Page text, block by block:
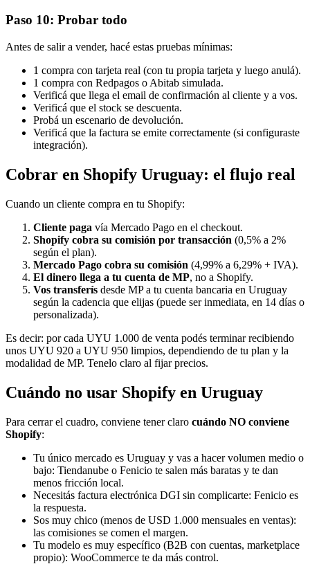
Paso 10: Probar todo
Antes de salir a vender, hacé estas pruebas mínimas:
1 compra con tarjeta real (con tu propia tarjeta y luego anulá).
1 compra con Redpagos o Abitab simulada.
Verificá que llega el email de confirmación al cliente y a vos.
Verificá que el stock se descuenta.
Probá un escenario de devolución.
Verificá que la factura se emite correctamente (si configuraste
integración).
Cobrar en Shopify Uruguay: el flujo real
Cuando un cliente compra en tu Shopify:
Cliente paga vía Mercado Pago en el checkout.
Shopify cobra su comisión por transacción (0,5% a 2%
según el plan).
Mercado Pago cobra su comisión (4,99% a 6,29% + IVA).
El dinero llega a tu cuenta de MP, no a Shopify.
Vos transferís desde MP a tu cuenta bancaria en Uruguay
según la cadencia que elijas (puede ser inmediata, en 14 días o
personalizada).
Es decir: por cada UYU 1.000 de venta podés terminar recibiendo
unos UYU 920 a UYU 950 limpios, dependiendo de tu plan y la
modalidad de MP. Tenelo claro al fijar precios.
Cuándo no usar Shopify en Uruguay
Para cerrar el cuadro, conviene tener claro cuándo NO conviene
Shopify:
Tu único mercado es Uruguay y vas a hacer volumen medio o
bajo: Tiendanube o Fenicio te salen más baratas y te dan
menos fricción local.
Necesitás factura electrónica DGI sin complicarte: Fenicio es
la respuesta.
Sos muy chico (menos de USD 1.000 mensuales en ventas):
las comisiones se comen el margen.
Tu modelo es muy específico (B2B con cuentas, marketplace
propio): WooCommerce te da más control.